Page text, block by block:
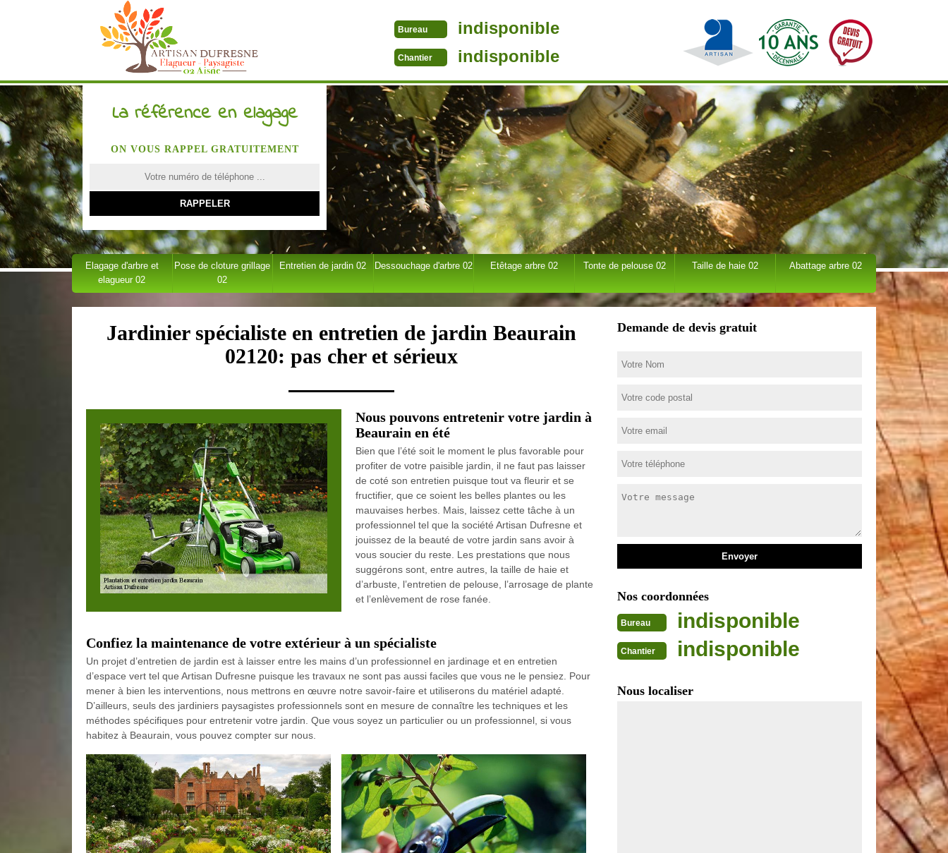
Bureau indisponible
Chantier indisponible
La référence en elagage
ON VOUS RAPPEL GRATUITEMENT
Elagage d'arbre et
elagueur 02
Pose de cloture grillage
02
Entretien de jardin 02 Dessouchage d'arbre 02 Etêtage arbre 02 Tonte de pelouse 02 Taille de haie 02 Abattage arbre 02
Jardinier spécialiste en entretien de jardin Beaurain
02120: pas cher et sérieux
Nous pouvons entretenir votre jardin à
Beaurain en été
Bien que l’été soit le moment le plus favorable pour
profiter de votre paisible jardin, il ne faut pas laisser
de coté son entretien puisque tout va fleurir et se
fructifier, que ce soient les belles plantes ou les
mauvaises herbes. Mais, laissez cette tâche à un
professionnel tel que la société Artisan Dufresne et
jouissez de la beauté de votre jardin sans avoir à
vous soucier du reste. Les prestations que nous
suggérons sont, entre autres, la taille de haie et
d’arbuste, l’entretien de pelouse, l’arrosage de plante
et l’enlèvement de rose fanée.
Confiez la maintenance de votre extérieur à un spécialiste
Un projet d’entretien de jardin est à laisser entre les mains d’un professionnel en jardinage et en entretien
d’espace vert tel que Artisan Dufresne puisque les travaux ne sont pas aussi faciles que vous ne le pensiez. Pour
mener à bien les interventions, nous mettrons en œuvre notre savoir-faire et utiliserons du matériel adapté.
D’ailleurs, seuls des jardiniers paysagistes professionnels sont en mesure de connaître les techniques et les
méthodes spécifiques pour entretenir votre jardin. Que vous soyez un particulier ou un professionnel, si vous
habitez à Beaurain, vous pouvez compter sur nous.
Demande de devis gratuit
Nos coordonnées
Bureau indisponible
Chantier indisponible
Nous localiser